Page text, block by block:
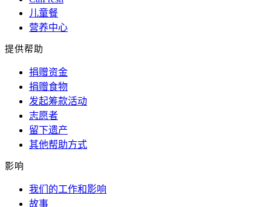
儿童餐
营养中心
提供帮助
捐赠资金
捐赠食物
发起筹款活动
志愿者
留下遗产
其他帮助方式
影响
我们的工作和影响
故事